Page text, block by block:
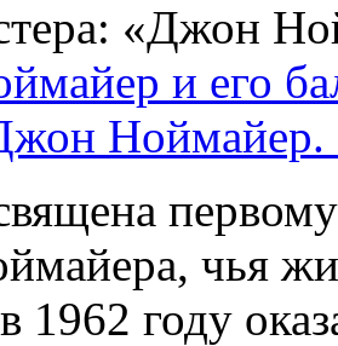
«Джон
и его
Ноймайер.
чья
1962 году